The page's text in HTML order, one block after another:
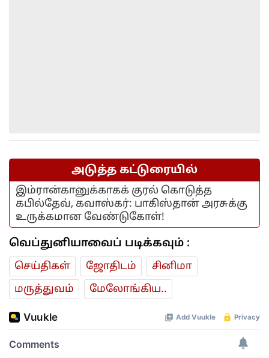
அடுத்த கட்டுரையில்
இம்ரான்கானுக்காகக் குரல் கொடுத்த
கபில்தேவ், கவாஸ்கர்: பாகிஸ்தான் அரசுக்கு
உருக்கமான வேண்டுகோள்!
வெப்துனியாவைப் படிக்கவும் :
செய்திகள் ஜோ‌திட‌ம்
சினிமா
மரு‌த்துவ‌ம்
மேலோங்கிய..